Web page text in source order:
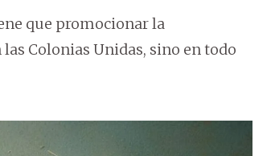
que promocionar la
Colonias Unidas, sino en todo